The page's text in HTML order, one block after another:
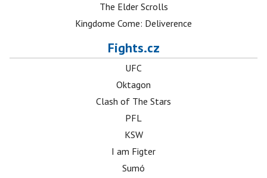
The Elder Scrolls
Kingdome Come: Deliverence
Fights.cz
UFC
Oktagon
Clash of The Stars
PFL
KSW
I am Figter
Sumó